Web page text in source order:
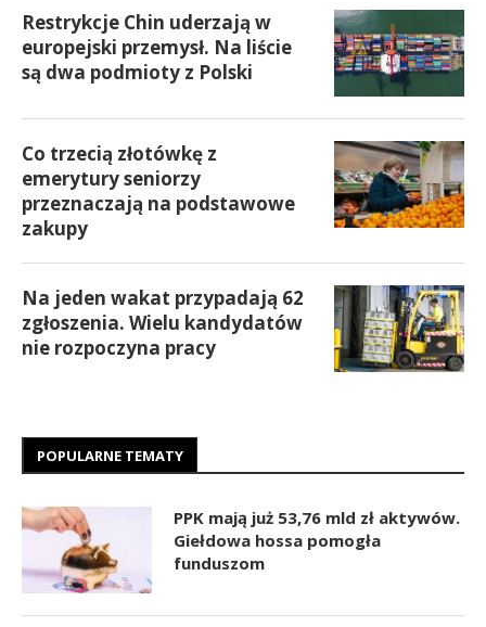
Restrykcje Chin uderzają w
europejski przemysł. Na liście
są dwa podmioty z Polski
Co trzecią złotówkę z
emerytury seniorzy
przeznaczają na podstawowe
zakupy
Na jeden wakat przypadają 62
zgłoszenia. Wielu kandydatów
nie rozpoczyna pracy
POPULARNE TEMATY
PPK mają już 53,76 mld zł aktywów.
Giełdowa hossa pomogła
funduszom